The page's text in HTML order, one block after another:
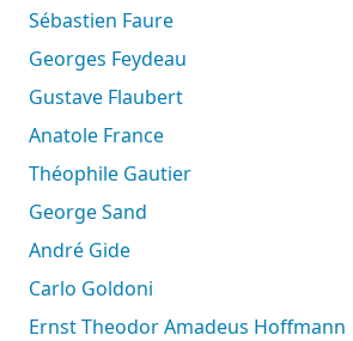
Sébastien Faure
Georges Feydeau
Gustave Flaubert
Anatole France
Théophile Gautier
George Sand
André Gide
Carlo Goldoni
Ernst Theodor Amadeus Hoffmann